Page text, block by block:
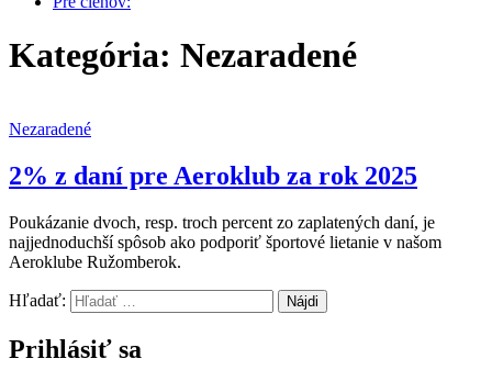
Kategória: Nezaradené
Nezaradené
2% z daní pre Aeroklub za rok 2025
Poukázanie dvoch, resp. troch percent zo zaplatených daní, je
najjednoduchší spôsob ako podporiť športové lietanie v našom
Aeroklube Ružomberok.
Hľadať:
Prihlásiť sa